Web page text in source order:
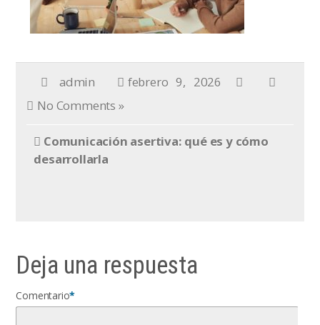
admin
febrero 9, 2026
No Comments »
Comunicación asertiva: qué es y cómo
desarrollarla
Deja una respuesta
Comentario*